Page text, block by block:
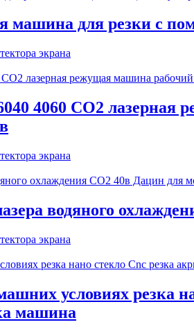
машина для резки с
экрана
4060 CO2
экрана
водяного
экрана
условиях резка
машина